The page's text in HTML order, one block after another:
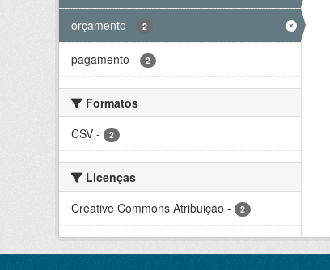
orçamento - 2
pagamento - 2
Formatos
CSV - 2
Licenças
Creative Commons Atribuição - 2